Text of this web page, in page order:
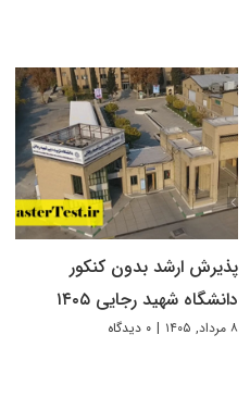
پذیرش ارشد بدون کنکور
دانشگاه شهید رجایی ۱۴۰۵
۸ مرداد, ۱۴۰۵ | ۰ دیدگاه